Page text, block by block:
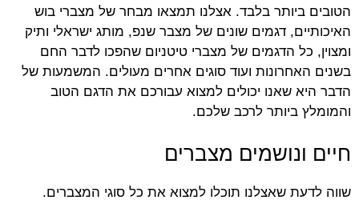
הטובים ביותר בלבד. אצלנו תמצאו מבחר של מצברי בוש
האיכותיים, דגמים שונים של מצבר שנפ, מותג ישראלי ותיק
ומצוין, כל הדגמים של מצברי טיטניום שהפכו לדבר החם
בשנים האחרונות ועוד סוגים אחרים מעולים. המשמעות של
הדבר היא שאנו יכולים למצוא עבורכם את הדגם הטוב
והמומלץ ביותר לרכב שלכם.
חיים ונושמים מצברים
שווה לדעת שאצלנו תוכלו למצוא את כל סוגי המצברים.